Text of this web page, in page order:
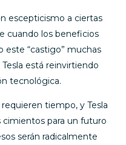
escepticismo a ciertas
cuando los beneficios
este “castigo” muchas
está reinvirtiendo
tecnológica.
tiempo, y Tesla
para un futuro
serán radicalmente